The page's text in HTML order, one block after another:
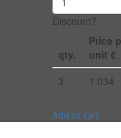
Discount?
qty.
Price
unit €
3
1 034
Add to cart